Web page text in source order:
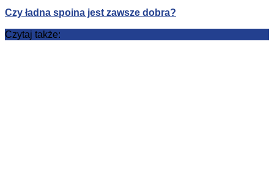
Czy ładna spoina jest zawsze dobra?
Czytaj także: